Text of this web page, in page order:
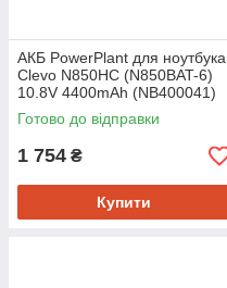
АКБ PowerPlant для ноутбука
Clevo N850HC (N850BAT-6)
10.8V 4400mAh (NB400041)
Готово до відправки
1 754 ₴
Купити